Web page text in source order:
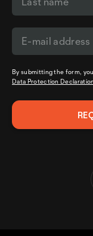
By submitting the form,
Data Protection